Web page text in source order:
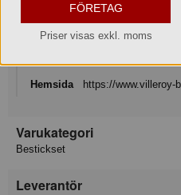
Konsumentkontakt
Villeroy & Boch Gustavsberg AB
Telefon
08-570 391 00
Hemsida
https://
Varukategori
Bestickset
Leverantör
FÖRETAG
Priser visas exkl. moms